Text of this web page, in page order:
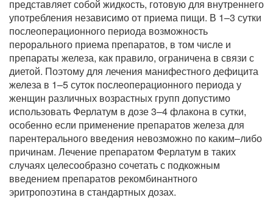
представляет собой жидкость, готовую для внутреннего
употребления независимо от приема пищи. В 1–3 сутки
послеоперационного периода возможность
перорального приема препаратов, в том числе и
препараты железа, как правило, ограничена в связи с
диетой. Поэтому для лечения манифестного дефицита
железа в 1–5 суток послеоперационного периода у
женщин различных возрастных групп допустимо
использовать Ферлатум в дозе 3–4 флакона в сутки,
особенно если применение препаратов железа для
парентерального введения невозможно по каким–либо
причинам. Лечение препаратом Ферлатум в таких
случаях целесообразно сочетать с подкожным
введением препаратов рекомбинантного
эритропоэтина в стандартных дозах.